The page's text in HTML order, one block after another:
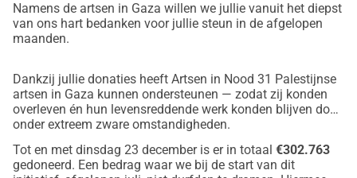
Namens de artsen in Gaza willen we jullie vanuit het diepst
van ons hart bedanken voor jullie steun in de afgelopen
maanden.
Dankzij jullie donaties heeft Artsen in Nood 31 Palestijnse
artsen in Gaza kunnen ondersteunen — zodat zij konden
overleven én hun levensreddende werk konden blijven doen
onder extreem zware omstandigheden.
Tot en met dinsdag 23 december is er in totaal €302.763
gedoneerd. Een bedrag waar we bij de start van dit